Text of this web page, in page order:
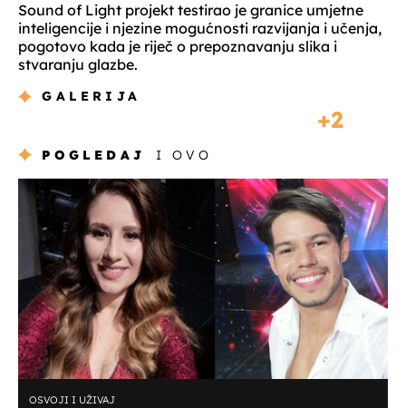
Sound of Light projekt testirao je granice umjetne
inteligencije i njezine mogućnosti razvijanja i učenja,
pogotovo kada je riječ o prepoznavanju slika i
stvaranju glazbe.
GALERIJA
2
POGLEDAJ I OVO
OSVOJI I UŽIVAJ